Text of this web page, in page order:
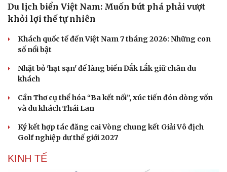
Du lịch biển Việt Nam: Muốn bứt phá phải vượt
khỏi lợi thế tự nhiên
Khách quốc tế đến Việt Nam 7 tháng 2026: Những con
số nổi bật
Nhặt bỏ 'hạt sạn' để làng biển Đắk Lắk giữ chân du
khách
Cần Thơ cụ thể hóa “Ba kết nối”, xúc tiến đón dòng vốn
và du khách Thái Lan
Ký kết hợp tác đăng cai Vòng chung kết Giải Vô địch
Golf nghiệp dư thế giới 2027
KINH TẾ